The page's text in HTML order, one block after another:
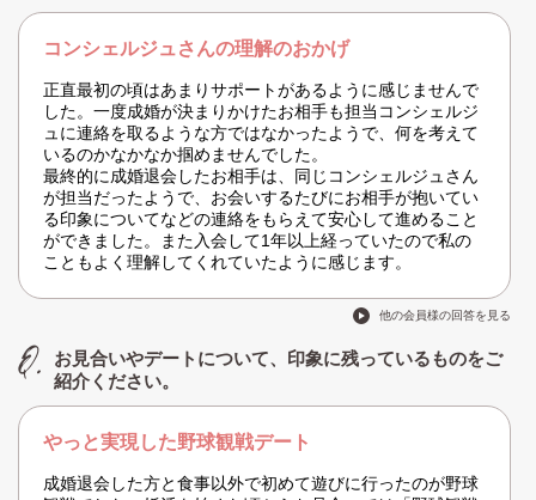
コンシェルジュさんの理解のおかげ
正直最初の頃はあまりサポートがあるように感じませんで
した。一度成婚が決まりかけたお相手も担当コンシェルジ
ュに連絡を取るような方ではなかったようで、何を考えて
いるのかなかなか掴めませんでした。
最終的に成婚退会したお相手は、同じコンシェルジュさん
が担当だったようで、お会いするたびにお相手が抱いてい
る印象についてなどの連絡をもらえて安心して進めること
ができました。また入会して1年以上経っていたので私の
こともよく理解してくれていたように感じます。
他の会員様の回答を見る
お見合いやデートについて、印象に残っているものをご
紹介ください。
やっと実現した野球観戦デート
成婚退会した方と食事以外で初めて遊びに行ったのが野球